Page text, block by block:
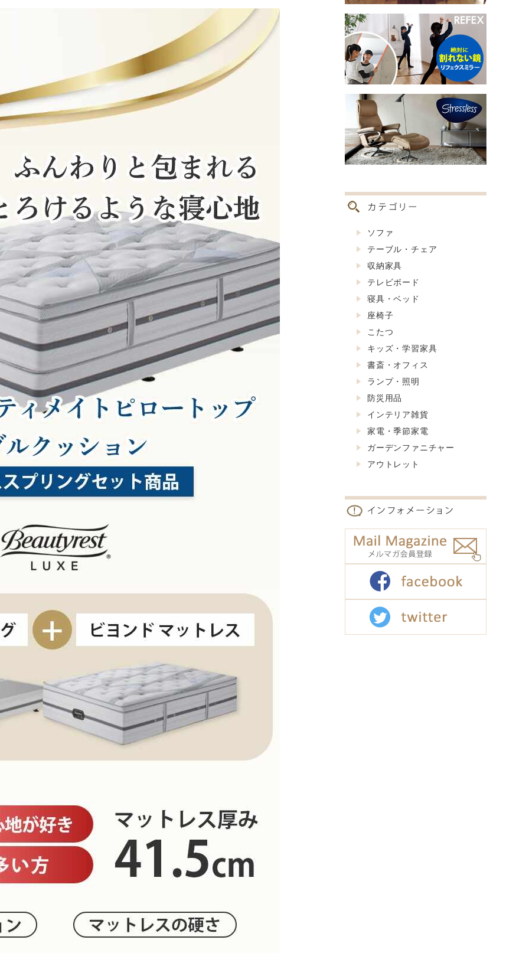
ソファ
テーブル・チェア
収納家具
テレビボード
寝具・ベッド
座椅子
こたつ
キッズ・学習家具
書斎・オフィス
ランプ・照明
防災用品
インテリア雑貨
家電・季節家電
ガーデンファニチャー
アウトレット